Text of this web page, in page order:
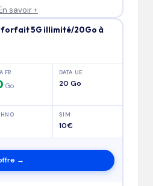
savoir +
forfait 5G illimité/20Go à
FR
Go
DATA UE
20 Go
SIM
10€
→